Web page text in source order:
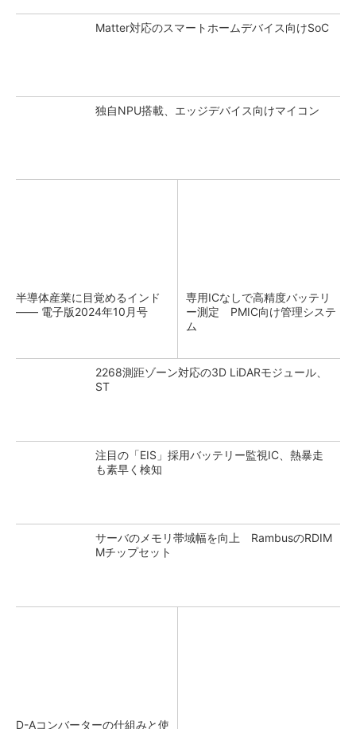
Matter対応のスマートホームデバイス向けSoC
独自NPU搭載、エッジデバイス向けマイコン
半導体産業に目覚めるインド
―― 電子版2024年10月号
専用ICなしで高精度バッテリ
ー測定 PMIC向け管理システ
ム
2268測距ゾーン対応の3D LiDARモジュール、
ST
注目の「EIS」採用バッテリー監視IC、熱暴走
も素早く検知
サーバのメモリ帯域幅を向上 RambusのRDIM
Mチップセット
D-Aコンバーターの仕組みと使